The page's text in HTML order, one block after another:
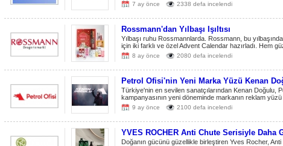
7 ay önce 2338 defa incelendi
Rossmann'dan Yılbaşı Işıltısı
Yılbaşı ruhu Rossmannlarda. Rossmann, bu
için iki farklı ve özel Advent Calendar hazırladı. Hem
8 ay önce 2080 defa incelendi
Petrol Ofisi'nin Yeni Marka Yüzü Kenan
Türkiye'nin en sevilen sanatçılarından Kenan Doğulu,
kampanyasının yeni döneminde markanın reklam
9 ay önce 2100 defa incelendi
YVES ROCHER Anti Chute Serisiyle Daha
Doğanın gücünü güzellikle birleştiren Yves Rocher,